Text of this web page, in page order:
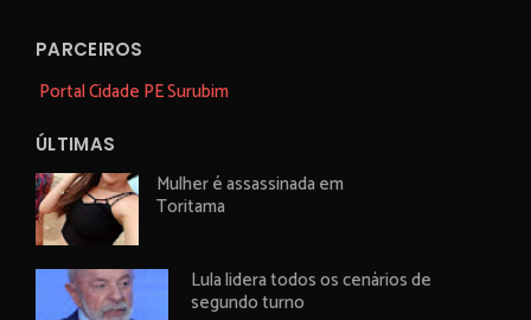
PARCEIROS
Portal Cidade PE Surubim
ÚLTIMAS
Mulher é assassinada em
Toritama
Lula lidera todos os cenários de
segundo turno